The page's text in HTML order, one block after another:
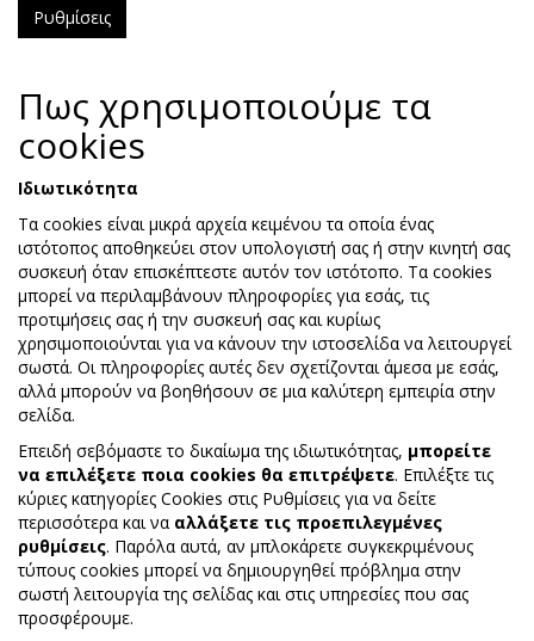
Ρυθμίσεις
Πως χρησιμοποιούμε τα
cookies
Ιδιωτικότητα
Τα cookies είναι μικρά αρχεία κειμένου τα οποία ένας
ιστότοπος αποθηκεύει στον υπολογιστή σας ή στην κινητή σας
συσκευή όταν επισκέπτεστε αυτόν τον ιστότοπο. Τα cookies
μπορεί να περιλαμβάνουν πληροφορίες για εσάς, τις
προτιμήσεις σας ή την συσκευή σας και κυρίως
χρησιμοποιούνται για να κάνουν την ιστοσελίδα να λειτουργεί
σωστά. Οι πληροφορίες αυτές δεν σχετίζονται άμεσα με εσάς,
αλλά μπορούν να βοηθήσουν σε μια καλύτερη εμπειρία στην
σελίδα.
Επειδή σεβόμαστε το δικαίωμα της ιδιωτικότητας, μπορείτε
να επιλέξετε ποια cookies θα επιτρέψετε. Επιλέξτε τις
κύριες κατηγορίες Cookies στις Ρυθμίσεις για να δείτε
περισσότερα και να αλλάξετε τις προεπιλεγμένες
ρυθμίσεις. Παρόλα αυτά, αν μπλοκάρετε συγκεκριμένους
τύπους cookies μπορεί να δημιουργηθεί πρόβλημα στην
σωστή λειτουργία της σελίδας και στις υπηρεσίες που σας
προσφέρουμε.